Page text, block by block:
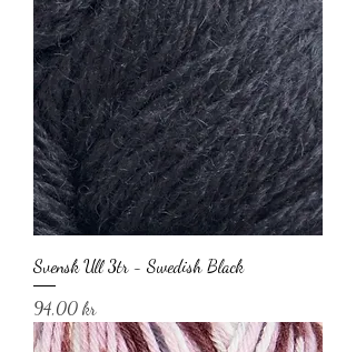
Svensk Ull 3tr - Swedish Black
Pris
94,00 kr